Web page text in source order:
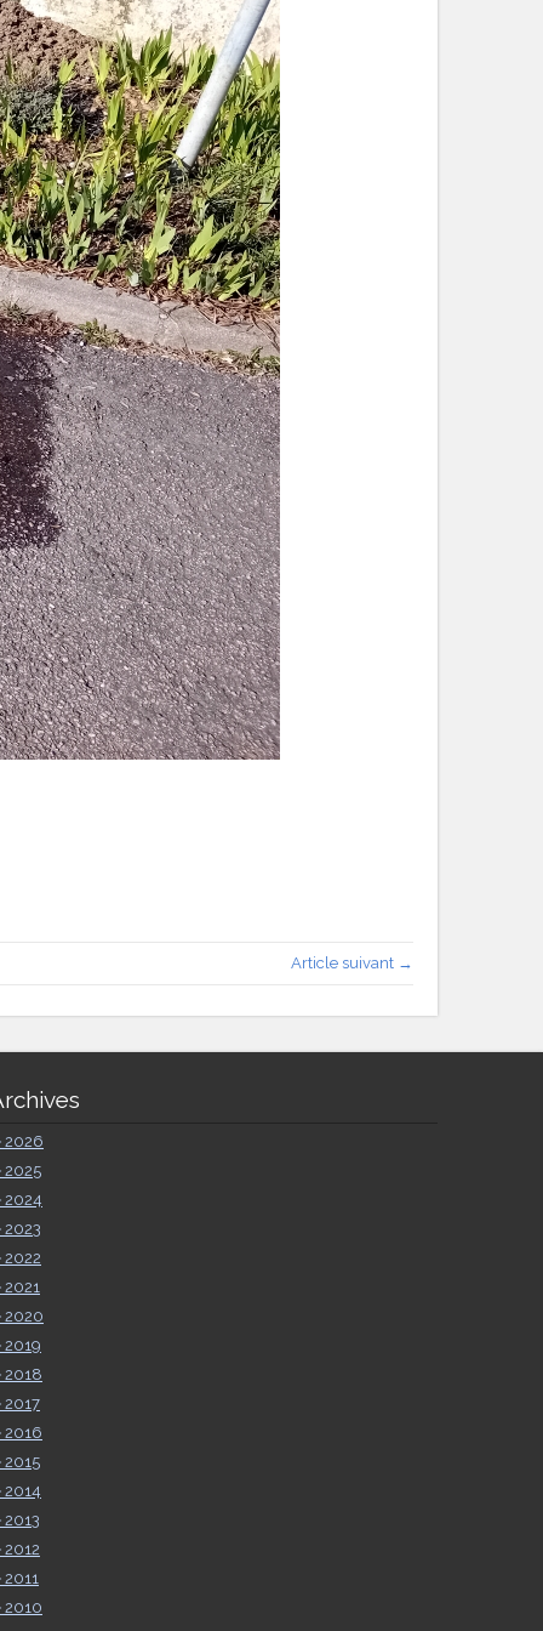
Article suivant →
2026
2025
2024
2023
2022
2021
2020
2019
2018
2017
2016
2015
2014
2013
2012
2011
2010